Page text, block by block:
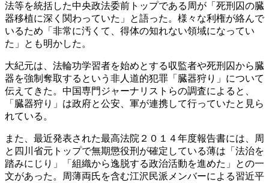
法等を統括した中央政法委前トップである周が「死刑囚の臓
器移植に深く関わっていた」と語った。様々な利権が絡んで
いるため「非常に汚くて、得体の知れない領域になってい
た」とも明かした。
大紀元は、法輪功学習者を始めとする収監者や死刑囚から臓
器を強制奪取するという非人道的犯罪「臓器狩り」について
伝えてきた。中国専門ジャーナリストらの調査によると、
「臓器狩り」は政府と公安、軍が連携して行っていたと見ら
れている。
また、最近発表された最高法院２０１４年度報告書には、周
と四川省元トップで無期懲役刑が確定している薄は「法治を
踏みにじり」「組織から逸脱する政治活動を進めた」との一
文があった。周薄両氏を含む江沢民派メンバーによる習近平